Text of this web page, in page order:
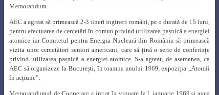
Memorandum.
AEC a agreat să primească 2-3 tineri ingineri români, pe o durată de 15 luni,
pentru efectuarea de cercetări în comun privind utilizarea pașnică a energiei
atomice iar Comitetul pentru Energia Nucleară din România să primească
vizita unor cercetători seniori americani, care să țină o serie de conferințe
privind utilizarea pașnică a energiei atomice. S-a agreat, de asemenea, ca
AEC să organizeze la București, în toamna anului 1969, expoziția „Atomii
în acțiune”.
Memorandumul de Cooperare a intrat în vigoare la 1 ianuarie 1969 și avea